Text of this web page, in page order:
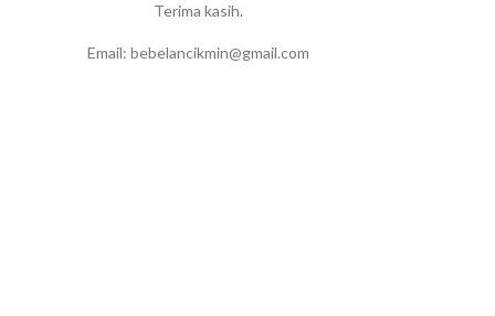
Terima kasih.
Email: bebelancikmin@gmail.com